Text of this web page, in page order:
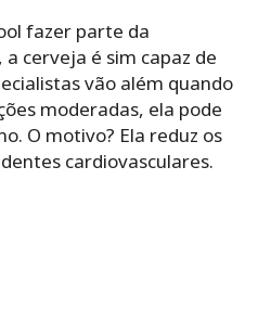
fazer parte da
cerveja é sim capaz de
vão além quando
moderadas, ela pode
O motivo? Ela reduz os
cardiovasculares.